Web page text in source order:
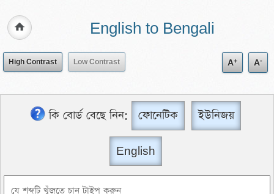
English to Bengali
High Contrast Low Contrast A+ A-
কি বোর্ড বেছে নিন: ফোনেটিক ইউনিজয়
English